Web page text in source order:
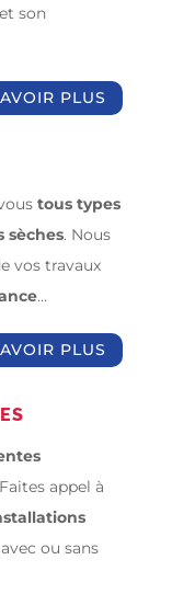
son
PLUS
tous types
sèches. Nous
vos travaux
…
PLUS
appel à
ou sans